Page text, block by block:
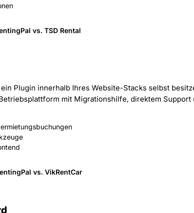
vs. TSD Rental
Plugin innerhalb Ihres Website-Stacks selbst
mit Migrationshilfe, direktem
vs. VikRentCar